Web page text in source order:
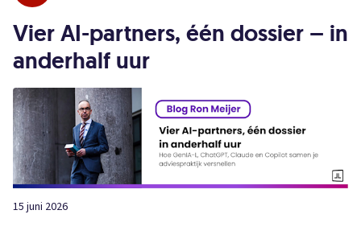
Vier AI-partners, één dossier – in
anderhalf uur
15 juni 2026